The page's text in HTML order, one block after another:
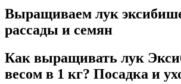
Выращиваем лук
рассады и семян
Как выращивать лук
весом в 1 кг? Посадка и